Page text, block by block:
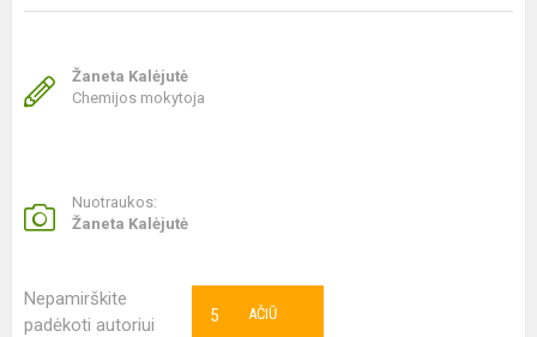
Žaneta Kalėjutė
Chemijos mokytoja
Nuotraukos:
Žaneta Kalėjutė
Nepamirškite
padėkoti autoriui
AČIŪ
5